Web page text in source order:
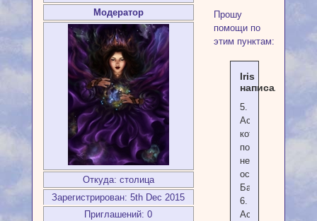
Модератор
Откуда: столица
Зарегистрирован: 5th Dec 2015
Приглашений: 0
Прошу
помощи по
этим пунктам:
Iris
написал(а):
5.
Аспекты,
которые
пока
не
осознаются
Башня
6.
Аспекты,